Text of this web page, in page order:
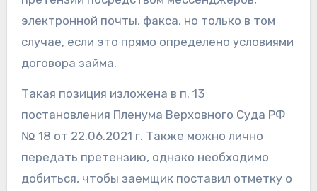
электронной почты, факса, но только в том
случае, если это прямо определено условиями
договора займа.
Такая позиция изложена в п. 13
постановления Пленума Верховного Суда РФ
№ 18 от 22.06.2021 г. Также можно лично
передать претензию, однако необходимо
добиться, чтобы заемщик поставил отметку о